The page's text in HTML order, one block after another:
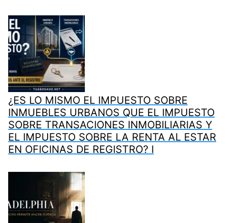
¿ES LO MISMO EL IMPUESTO SOBRE
INMUEBLES URBANOS QUE EL IMPUESTO
SOBRE TRANSACIONES INMOBILIARIAS Y
EL IMPUESTO SOBRE LA RENTA AL ESTAR
EN OFICINAS DE REGISTRO? I